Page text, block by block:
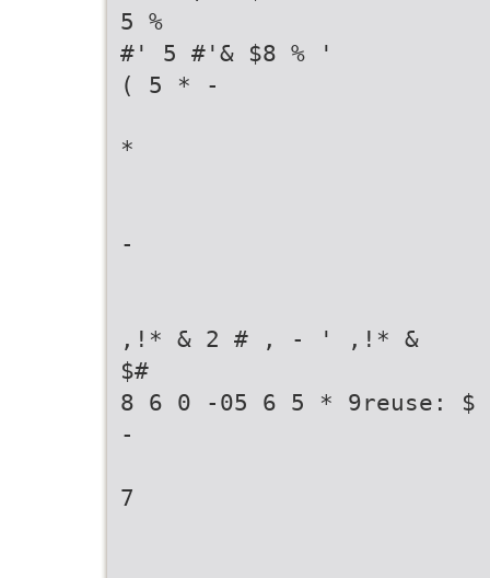
5 %
#' 5 #'& $8 % '
( 5 * -
*
-
,!* & 2 # , - ' ,!* &
$#
8 6 0 -05 6 5 * 9reuse: $
-
7